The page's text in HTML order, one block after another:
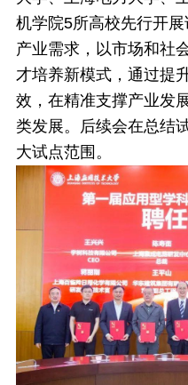
机学院5所高校先行开
产业需求，以市场和社
才培养新模式，通过提
效，在精准支撑产业发
类发展。后续会在总结
大试点范围。